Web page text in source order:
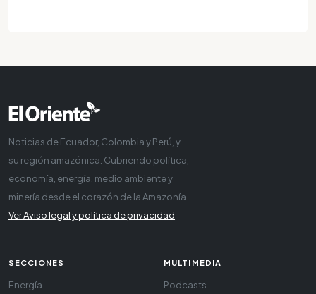
Noticias de Ecuador, Colombia y Perú, y
su región amazónica. Cubriendo política,
economía, energía, medio ambiente y
minería desde el corazón de la Amazonía
Ver Aviso legal y política de privacidad
SECCIONES
Energía
MULTIMEDIA
Podcasts